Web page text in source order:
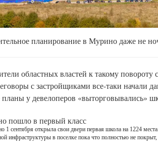
планирование в Мурино даже не
областных властей к такому
с застройщиками все-таки начали
планы у девелоперов «выторговывались»
пошло в первый класс
1 сентября открыла свои двери первая школа на 1224
инфраструктуры в поселке пока что полностью не покрыт,